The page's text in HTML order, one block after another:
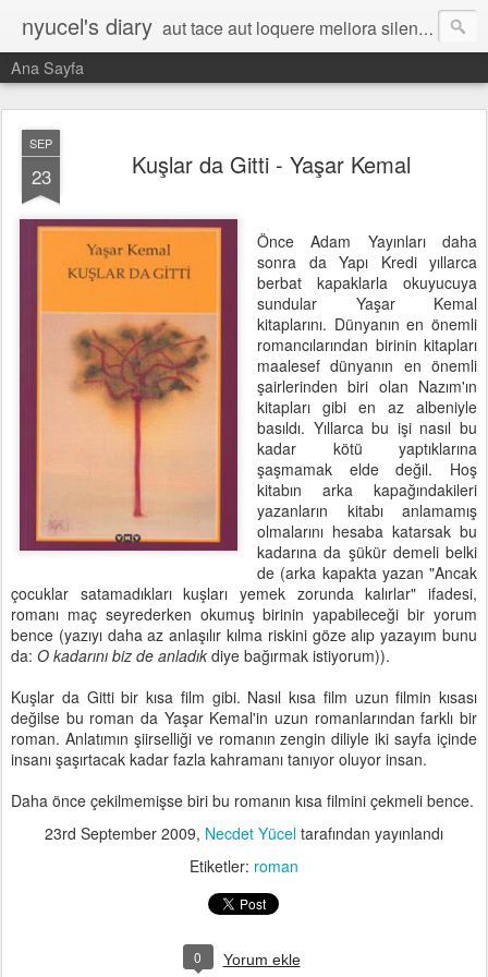
nyucel's diary aut tace aut loquere meliora silentio
Ana Sayfa
SEP
23 Kuşlar da Gitti - Yaşar Kemal
Önce Adam Yayınları daha
sonra da Yapı Kredi yıllarca
berbat kapaklarla okuyucuya
sundular Yaşar Kemal
kitaplarını. Dünyanın en önemli
romancılarından birinin kitapları
maalesef dünyanın en önemli
şairlerinden biri olan Nazım'ın
kitapları gibi en az albeniyle
basıldı. Yıllarca bu işi nasıl bu
kadar kötü yaptıklarına
şaşmamak elde değil. Hoş
kitabın arka kapağındakileri
yazanların kitabı anlamamış
olmalarını hesaba katarsak bu
kadarına da şükür demeli belki
de (arka kapakta yazan "Ancak
çocuklar satamadıkları kuşları yemek zorunda kalırlar" ifadesi,
romanı maç seyrederken okumuş birinin yapabileceği bir yorum
bence (yazıyı daha az anlaşılır kılma riskini göze alıp yazayım bunu
da: O kadarını biz de anladık diye bağırmak istiyorum)).
Kuşlar da Gitti bir kısa film gibi. Nasıl kısa film uzun filmin kısası
değilse bu roman da Yaşar Kemal'in uzun romanlarından farklı bir
roman. Anlatımın şiirselliği ve romanın zengin diliyle iki sayfa içinde
insanı şaşırtacak kadar fazla kahramanı tanıyor oluyor insan.
Daha önce çekilmemişse biri bu romanın kısa filmini çekmeli bence.
23rd September 2009, Necdet Yücel tarafından yayınlandı
Etiketler: roman
0 Yorum ekle